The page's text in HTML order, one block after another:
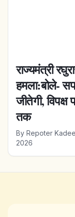
राज्यमंत्री
हमला:बोले-
जीतेगी,
तक
By Repoter
2026